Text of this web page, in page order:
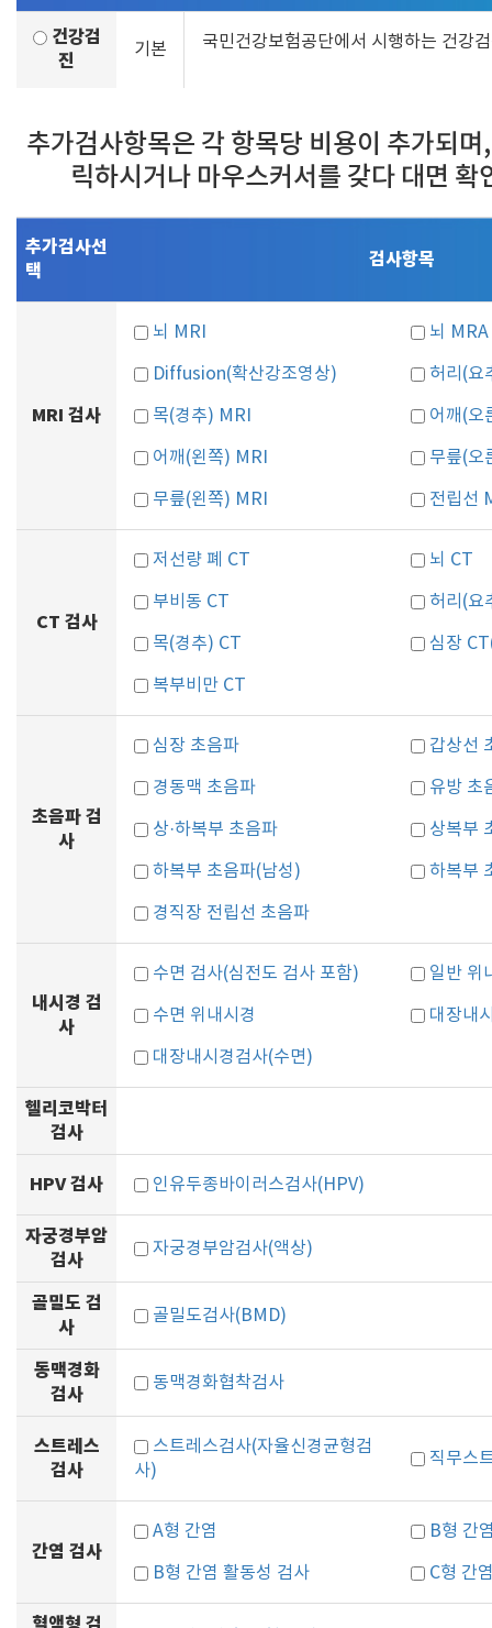
건강검
진
기본 국민건강보험공단에서 시행하는 건강
추가검사항목은 각 항목당 비용이 추가되
릭하시거나 마우스커서를 갖다 대면 확
추가검사선
택
검사항목
MRI 검사
뇌 MRI 뇌 MRA
Diffusion(확산강조영상) 허리(요
목(경추) MRI 어깨(오
어깨(왼쪽) MRI 무릎(오
무릎(왼쪽) MRI 전립선
CT 검사
저선량 폐 CT 뇌 CT
부비동 CT 허리(요
목(경추) CT 심장
복부비만 CT
초음파 검
사
심장 초음파 갑상선
경동맥 초음파 유방 초
상·하복부 초음파 상복부
하복부 초음파(남성) 하복부
경직장 전립선 초음파
내시경 검
사
수면 검사(심전도 검사 포함) 일반 위
수면 위내시경 대장내
대장내시경검사(수면)
헬리코박터
검사
HPV 검사 인유두종바이러스검사(HPV)
자궁경부암
검사
자궁경부암검사(액상)
골밀도 검
사
골밀도검사(BMD)
동맥경화
검사
동맥경화협착검사
스트레스
검사
스트레스검사(자율신경균형검
사)
직무스
간염 검사
A형 간염 B형 간
B형 간염 활동성 검사 C형 간